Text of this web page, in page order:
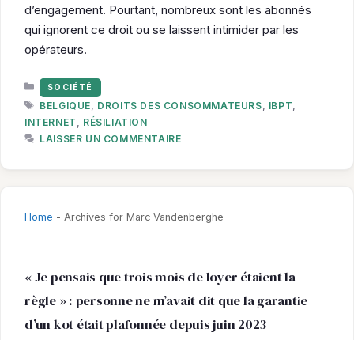
d’engagement. Pourtant, nombreux sont les abonnés
qui ignorent ce droit ou se laissent intimider par les
opérateurs.
CATÉGORIES
SOCIÉTÉ
ÉTIQUETTES
BELGIQUE DROITS DES CONSOMMATEURS IBPT
INTERNET
RÉSILIATION
LAISSER UN COMMENTAIRE
Home - Archives for Marc Vandenberghe
« Je pensais que trois mois de loyer étaient la
règle » : personne ne m’avait dit que la garantie
d’un kot était plafonnée depuis juin 2023